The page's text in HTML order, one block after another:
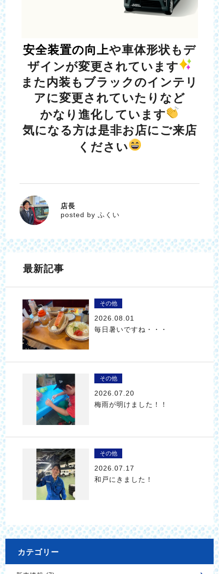
安全装置の向上や車体形状もデ
ザインが変更されています
また内装もブラックのインテリ
アに変更されていたりなど
かなり 進化しています
気になる方は是非お店にご来店
ください
ふくい
店長
posted by ふくい
最新記事
その他
2026.08.01
毎日暑いですね・・・
その他
2026.07.20
梅雨が明けました！！
その他
2026.07.17
和戸にきました！
カテゴリー